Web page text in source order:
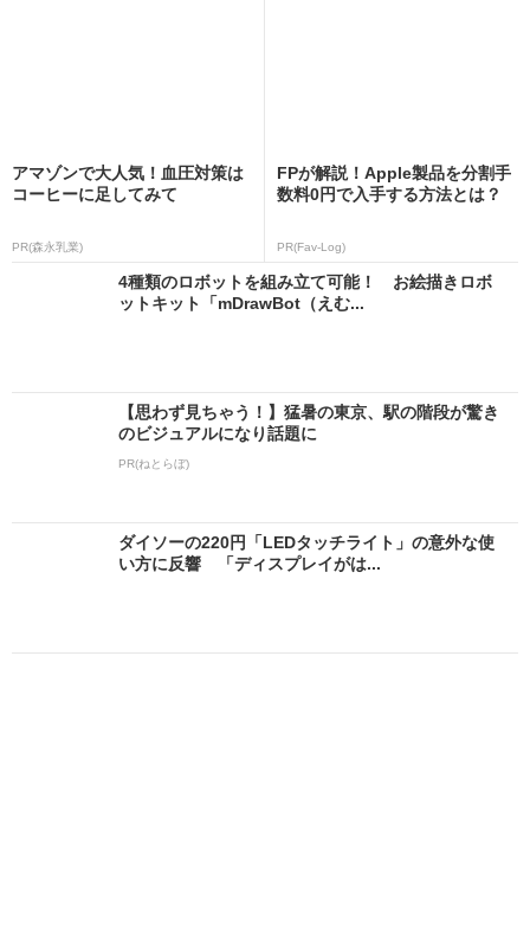
アマゾンで大人気！血圧対策は
コーヒーに足してみて
PR(森永乳業)
FPが解説！Apple製品を分割手
数料0円で入手する方法とは？
PR(Fav-Log)
4種類のロボットを組み立て可能！ お絵描きロボ
ットキット「mDrawBot（えむ...
【思わず見ちゃう！】猛暑の東京、駅の階段が驚き
のビジュアルになり話題に
PR(ねとらぼ)
ダイソーの220円「LEDタッチライト」の意外な使
い方に反響 「ディスプレイがは...